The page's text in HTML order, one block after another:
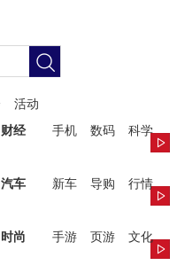
活动
财经 手机 数码
科学
汽车 新车 导购
行情
时尚 手游 页游
文化